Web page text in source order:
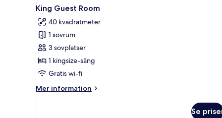
1
kingsize-
säng
Öppna
alla
foton
för
King
Guest
Room
7
King Guest Room
40 kvadratmeter
1 sovrum
3 sovplatser
1 kingsize-säng
Gratis wi-fi
Mer information
Mer
Se